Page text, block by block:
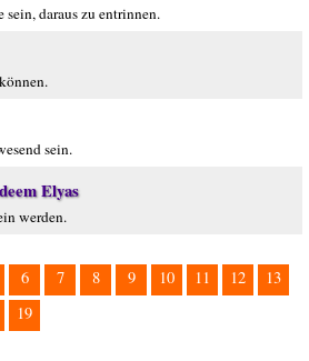
daraus zu entrinnen.
sein.
Elyas
werden.
6 7 8 9 10 11 12
13
19